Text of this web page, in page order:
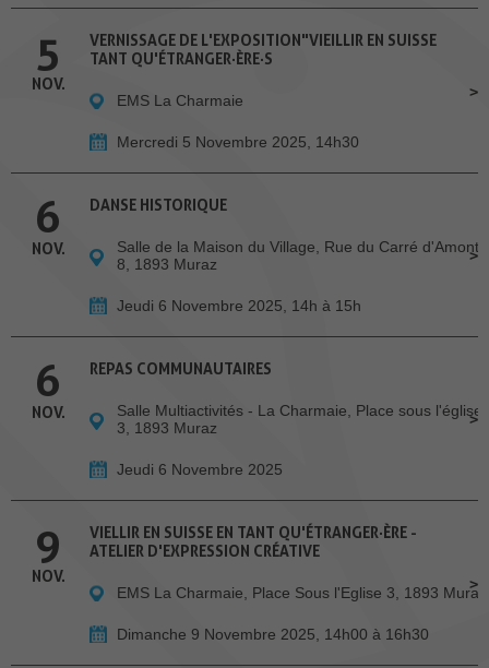
5
NOV.
VERNISSAGE DE L'EXPOSITION"VIEILLIR EN SUISSE
TANT QU'ÉTRANGER·ÈRE·S
EMS La Charmaie
Mercredi 5 Novembre 2025, 14h30
6
NOV.
DANSE HISTORIQUE
Salle de la Maison du Village, Rue du Carré d'Amont
8, 1893 Muraz
Jeudi 6 Novembre 2025, 14h à 15h
6
NOV.
REPAS COMMUNAUTAIRES
Salle Multiactivités - La Charmaie, Place sous l'église
3, 1893 Muraz
Jeudi 6 Novembre 2025
9
NOV.
VIELLIR EN SUISSE EN TANT QU'ÉTRANGER·ÈRE -
ATELIER D'EXPRESSION CRÉATIVE
EMS La Charmaie, Place Sous l'Eglise 3, 1893 Muraz
Dimanche 9 Novembre 2025, 14h00 à 16h30